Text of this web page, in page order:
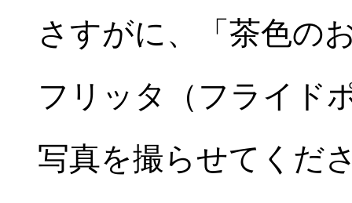
さすがに、「茶色の
フリッタ（フライド
写真を撮らせてくだ